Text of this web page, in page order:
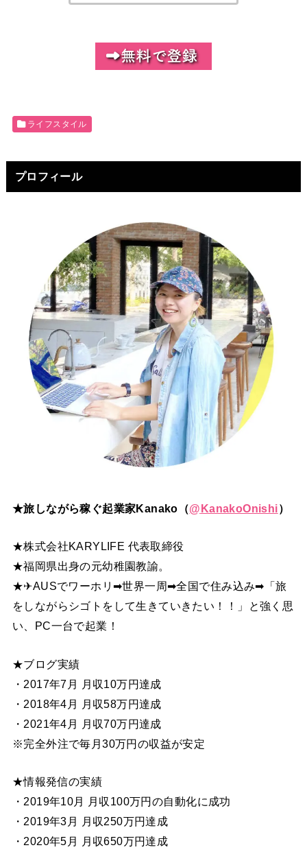
ライフスタイル
プロフィール
★旅しながら稼ぐ起業家Kanako（@KanakoOnishi）
★株式会社KARYLIFE 代表取締役
★福岡県出身の元幼稚園教諭。
★✈AUSでワーホリ➡世界一周➡全国で住み込み➡「旅
をしながらシゴトをして生きていきたい！！」と強く思
い、PC一台で起業！
★ブログ実績
・2017年7月 月収10万円達成
・2018年4月 月収58万円達成
・2021年4月 月収70万円達成
※完全外注で毎月30万円の収益が安定
★情報発信の実績
・2019年10月 月収100万円の自動化に成功
・2019年3月 月収250万円達成
・2020年5月 月収650万円達成